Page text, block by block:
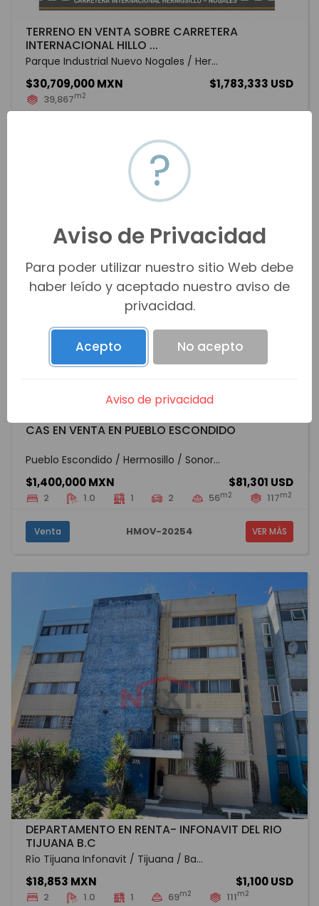
TERRENO EN VENTA SOBRE CARRETERA
INTERNACIONAL HILLO ...
Parque Industrial Nuevo Nogales / Her...
$30,709,000 MXN $1,783,333 USD
39,867m2
CAS EN VENTA EN PUEBLO ESCONDIDO
Pueblo Escondido / Hermosillo / Sonor...
$1,400,000 MXN $81,301 USD
2 1.0 1 2 56m2 117m2
Venta HMOV-20254 VER MÁS
DEPARTAMENTO EN RENTA- INFONAVIT DEL RIO
TIJUANA B.C
Río Tijuana Infonavit / Tijuana / Ba...
$18,853 MXN $1,100 USD
2 1.0 1 69m2 111m2
?
Aviso de Privacidad
Para poder utilizar nuestro sitio Web debe
haber leído y aceptado nuestro aviso de
privacidad.
Acepto No acepto
Aviso de privacidad